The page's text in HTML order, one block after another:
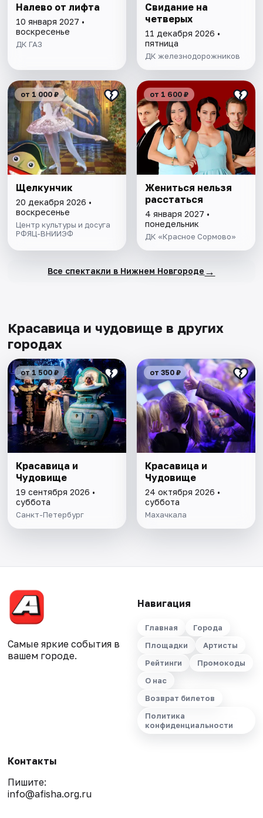
Налево от лифта
10 января 2027 •
воскресенье
ДК ГАЗ
Свидание на
четверых
11 декабря 2026 •
пятница
ДК железнодорожников
от 1 000 ₽
Щелкунчик
20 декабря 2026 •
воскресенье
Центр культуры и досуга
РФЯЦ-ВНИИЭФ
от 1 600 ₽
Жениться нельзя
расстаться
4 января 2027 •
понедельник
ДК «Красное Сормово»
Все спектакли в Нижнем Новгороде →
Красавица и чудовище в других
городах
от 1 500 ₽
Красавица и
Чудовище
19 сентября 2026 •
суббота
Санкт-Петербург
от 350 ₽
Красавица и
Чудовище
24 октября 2026 •
суббота
Махачкала
Самые яркие события в
вашем городе.
Навигация
Главная
Города
Площадки
Артисты
Рейтинги
Промокоды
О нас
Возврат билетов
Политика
конфиденциальности
Контакты
Пишите:
info@afisha.org.ru